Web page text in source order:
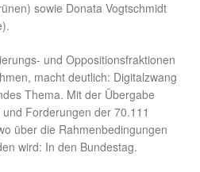
sowie Donata Vogtschmidt
und Oppositionsfraktionen
macht deutlich: Digitalzwang
Thema. Mit der Übergabe
Forderungen der 70.111
über die Rahmenbedingungen
wird: In den Bundestag.